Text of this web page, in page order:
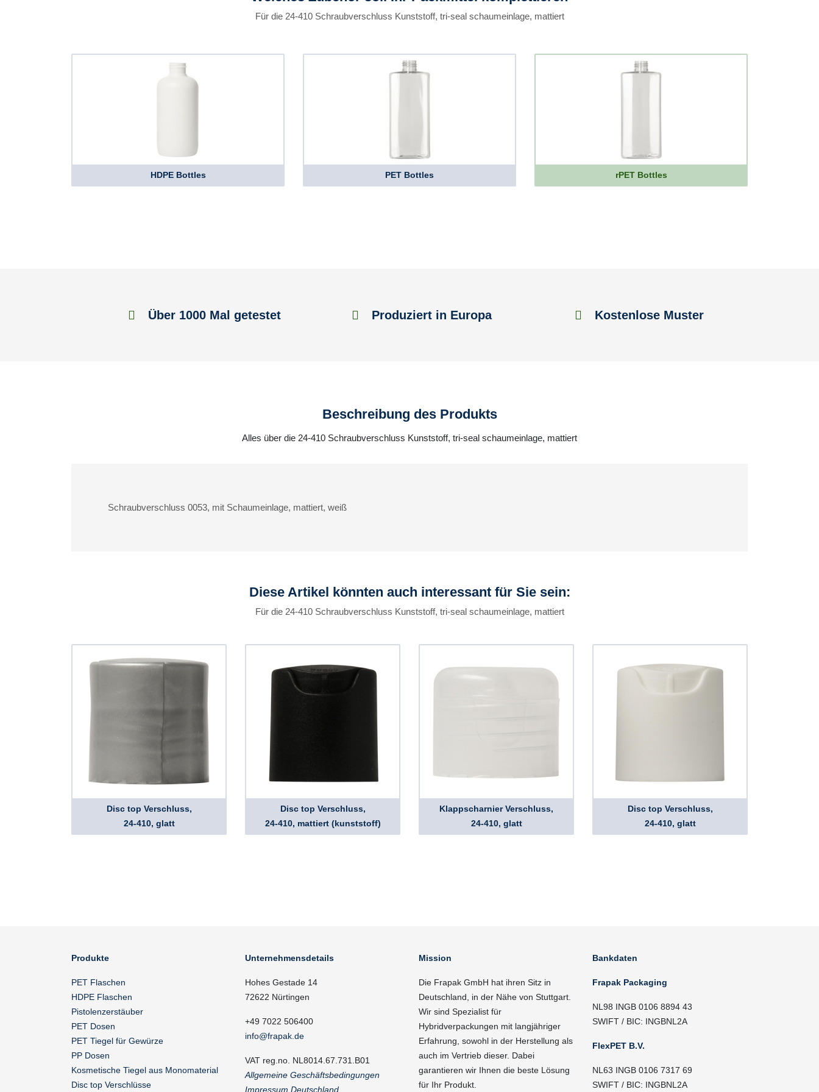
Für die 24-410 Schraubverschluss Kunststoff, tri-seal schaumeinlage, mattiert
HDPE Bottles PET Bottles rPET Bottles
Über 1000 Mal getestet Produziert in Europa Kostenlose Muster
Beschreibung des Produkts
Alles über die 24-410 Schraubverschluss Kunststoff, tri-seal schaumeinlage, mattiert
Schraubverschluss 0053, mit Schaumeinlage, mattiert, weiß
Diese Artikel könnten auch interessant für Sie sein:
Für die 24-410 Schraubverschluss Kunststoff, tri-seal schaumeinlage, mattiert
Disc top Verschluss,
24-410, glatt
Disc top Verschluss,
24-410, mattiert (kunststoff)
Klappscharnier Verschluss,
24-410, glatt
Disc top Verschluss,
24-410, glatt
Produkte
PET Flaschen
HDPE Flaschen
Pistolenzerstäuber
PET Dosen
PET Tiegel für Gewürze
PP Dosen
Kosmetische Tiegel aus Monomaterial
Disc top Verschlüsse
Unternehmensdetails
Hohes Gestade 14
72622 Nürtingen
+49 7022 506400
info@frapak.de
VAT reg.no. NL8014.67.731.B01
Allgemeine Geschäftsbedingungen
Impressum Deutschland
Mission
Die Frapak GmbH hat ihren Sitz in
Deutschland, in der Nähe von Stuttgart.
Wir sind Spezialist für
Hybridverpackungen mit langjähriger
Erfahrung, sowohl in der Herstellung als
auch im Vertrieb dieser. Dabei
garantieren wir Ihnen die beste Lösung
für Ihr Produkt.
Bankdaten
Frapak Packaging
NL98 INGB 0106 8894 43
SWIFT / BIC: INGBNL2A
FlexPET B.V.
NL63 INGB 0106 7317 69
SWIFT / BIC: INGBNL2A